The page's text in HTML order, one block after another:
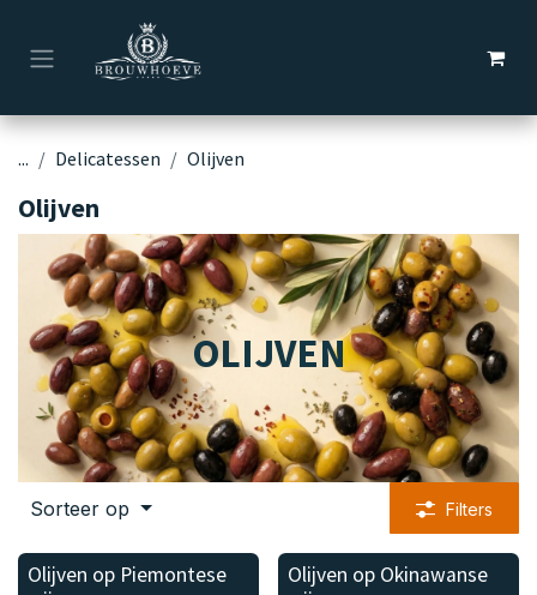
Overslaan naar inhoud
... Delicatessen Olijven
Olijven
OLIJVEN
Sorteer op Filters
Olijven op Piemontese
Olijven op Okinawanse